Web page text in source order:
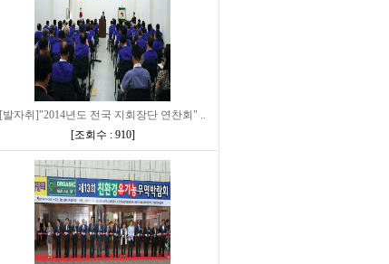
[발자취]"2014년도 전국 지회장단 연찬회" ..
[조회수 : 910]